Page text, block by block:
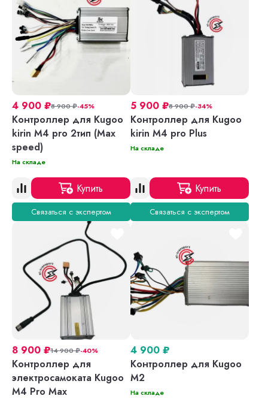
4 900 ₽8 900₽-45%
Контроллер для Kugoo
kirin М4 pro 2тип (Max
speed)
На складе
Купить
Связаться с экспертом
5 900 ₽8 900₽-34%
Контроллер для Kugoo
kirin M4 pro Plus
На складе
Купить
Связаться с экспертом
8 900 ₽14 900₽-40%
Контроллер для
электросамоката Kugoo
М4 Pro Max
4 900 ₽
Контроллер для Kugoo
М2
На складе